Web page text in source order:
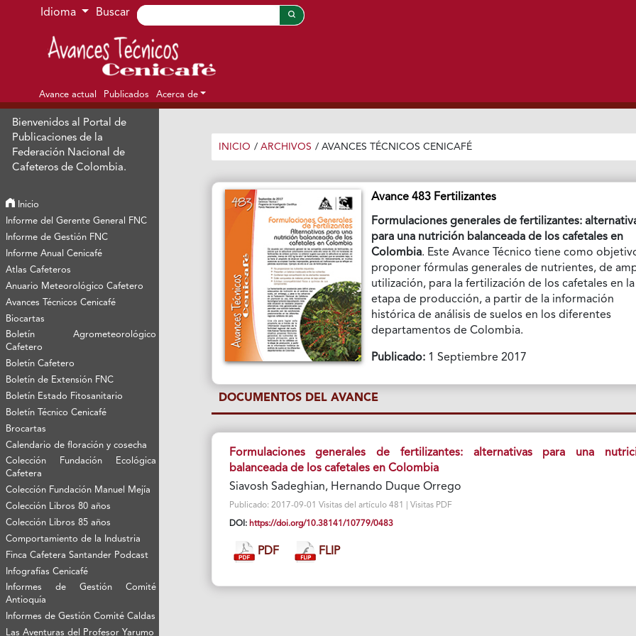
Ir al menú de navegación principal
Ir al contenido principal
Ir al pie de página del sitio
Idioma Buscar
Avance actual Publicados Acerca de
Bienvenidos al Portal de
Publicaciones de la
Federación Nacional de
Cafeteros de Colombia.
Inicio
Informe del Gerente General FNC
Informe de Gestión FNC
Informe Anual Cenicafé
Atlas Cafeteros
Anuario Meteorológico Cafetero
Avances Técnicos Cenicafé
Biocartas
Boletín Agrometeorológico
Cafetero
Boletín Cafetero
Boletín de Extensión FNC
Boletín Estado Fitosanitario
Boletín Técnico Cenicafé
Brocartas
Calendario de floración y cosecha
Colección Fundación Ecológica
Cafetera
Colección Fundación Manuel Mejía
Colección Libros 80 años
Colección Libros 85 años
Comportamiento de la Industria
Finca Cafetera Santander Podcast
Infografías Cenicafé
Informes de Gestión Comité
Antioquía
Informes de Gestión Comité Caldas
Las Aventuras del Profesor Yarumo
INICIO / ARCHIVOS / AVANCES TÉCNICOS CENICAFÉ
Avance 483 Fertilizantes
Formulaciones generales de fertilizantes:
para una nutrición balanceada de los cafetales en
Colombia. Este Avance Técnico tiene como
proponer fórmulas generales de nutrientes, de
utilización, para la fertilización de los cafetales en la
etapa de producción, a partir de la información
histórica de análisis de suelos en los diferentes
departamentos de Colombia.
Publicado: 1 Septiembre 2017
DOCUMENTOS DEL AVANCE
Formulaciones generales de fertilizantes: alternativas para una
balanceada de los cafetales en Colombia
Siavosh Sadeghian, Hernando Duque Orrego
Publicado: 2017-09-01 Visitas del artículo 481 | Visitas PDF
DOI: https://doi.org/10.38141/10779/0483
PDF FLIP